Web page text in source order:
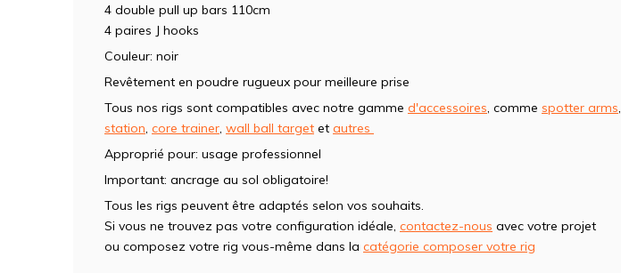
4 double pull up bars 110cm
4 paires J hooks
Couleur: noir
Revêtement en poudre rugueux pour meilleure prise
Tous nos rigs sont compatibles avec notre gamme d'accessoires, comme spotter arms,
station, core trainer, wall ball target et autres
Approprié pour: usage professionnel
Important: ancrage au sol obligatoire!
Tous les rigs peuvent être adaptés selon vos souhaits.
Si vous ne trouvez pas votre configuration idéale, contactez-nous avec votre projet
ou composez votre rig vous-même dans la catégorie composer votre rig